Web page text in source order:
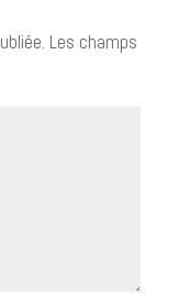
Les champs